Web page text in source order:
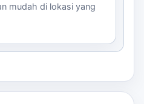
mudah di lokasi yang